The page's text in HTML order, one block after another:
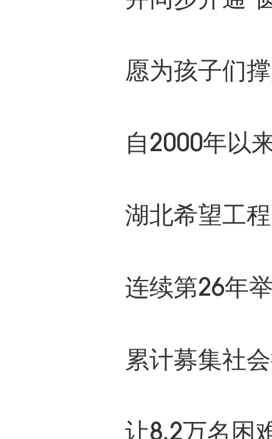
愿为孩子们
自2000年以
湖北希望工程
连续第26年
累计募集社
让8.2万名困